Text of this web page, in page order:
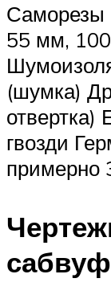
Саморезы
55 мм,
(шумка)
отвертка)
гвозди
примерно